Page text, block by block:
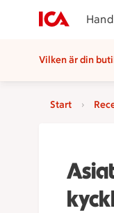
Vilken är din
Start